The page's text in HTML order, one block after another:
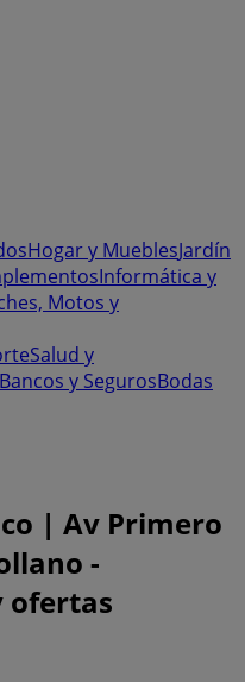
Hogar y MueblesJardín
Informática y
Motos y
Salud y
Bancos y SegurosBodas
| Av Primero
-
ofertas